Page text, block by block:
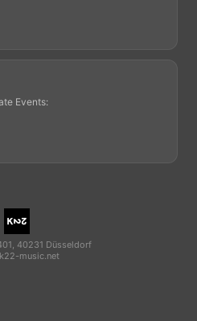
Events:
40231 Düsseldorf
music.net